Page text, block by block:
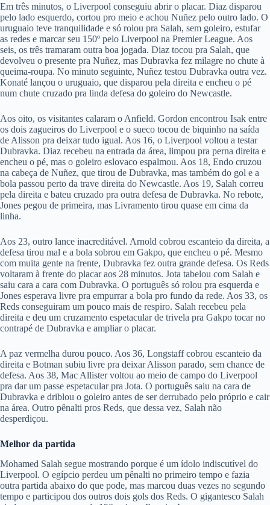
Em três minutos, o Liverpool conseguiu abrir o placar. Diaz disparou
pelo lado esquerdo, cortou pro meio e achou Nuñez pelo outro lado. O
uruguaio teve tranquilidade e só rolou pra Salah, sem goleiro, estufar
as redes e marcar seu 150º pelo Liverpool na Premier League. Aos
seis, os três tramaram outra boa jogada. Diaz tocou pra Salah, que
devolveu o presente pra Nuñez, mas Dubravka fez milagre no chute à
queima-roupa. No minuto seguinte, Nuñez testou Dubravka outra vez.
Konaté lançou o uruguaio, que disparou pela direita e encheu o pé
num chute cruzado pra linda defesa do goleiro do Newcastle.
Aos oito, os visitantes calaram o Anfield. Gordon encontrou Isak entre
os dois zagueiros do Liverpool e o sueco tocou de biquinho na saída
de Alisson pra deixar tudo igual. Aos 16, o Liverpool voltou a testar
Dubravka. Diaz recebeu na entrada da área, limpou pra perna direita e
encheu o pé, mas o goleiro eslovaco espalmou. Aos 18, Endo cruzou
na cabeça de Nuñez, que tirou de Dubravka, mas também do gol e a
bola passou perto da trave direita do Newcastle. Aos 19, Salah correu
pela direita e bateu cruzado pra outra defesa de Dubravka. No rebote,
Jones pegou de primeira, mas Livramento tirou quase em cima da
linha.
Aos 23, outro lance inacreditável. Arnold cobrou escanteio da direita, a
defesa tirou mal e a bola sobrou em Gakpo, que encheu o pé. Mesmo
com muita gente na frente, Dubravka fez outra grande defesa. Os Reds
voltaram à frente do placar aos 28 minutos. Jota tabelou com Salah e
saiu cara a cara com Dubravka. O português só rolou pra esquerda e
Jones esperava livre pra empurrar a bola pro fundo da rede. Aos 33, os
Reds conseguiram um pouco mais de respiro. Salah recebeu pela
direita e deu um cruzamento espetacular de trivela pra Gakpo tocar no
contrapé de Dubravka e ampliar o placar.
A paz vermelha durou pouco. Aos 36, Longstaff cobrou escanteio da
direita e Botman subiu livre pra deixar Alisson parado, sem chance de
defesa. Aos 38, Mac Allister voltou ao meio de campo do Liverpool
pra dar um passe espetacular pra Jota. O português saiu na cara de
Dubravka e driblou o goleiro antes de ser derrubado pelo próprio e cair
na área. Outro pênalti pros Reds, que dessa vez, Salah não
desperdiçou.
Melhor da partida
Mohamed Salah segue mostrando porque é um ídolo indiscutível do
Liverpool. O egípcio perdeu um pênalti no primeiro tempo e fazia
outra partida abaixo do que pode, mas marcou duas vezes no segundo
tempo e participou dos outros dois gols dos Reds. O gigantesco Salah